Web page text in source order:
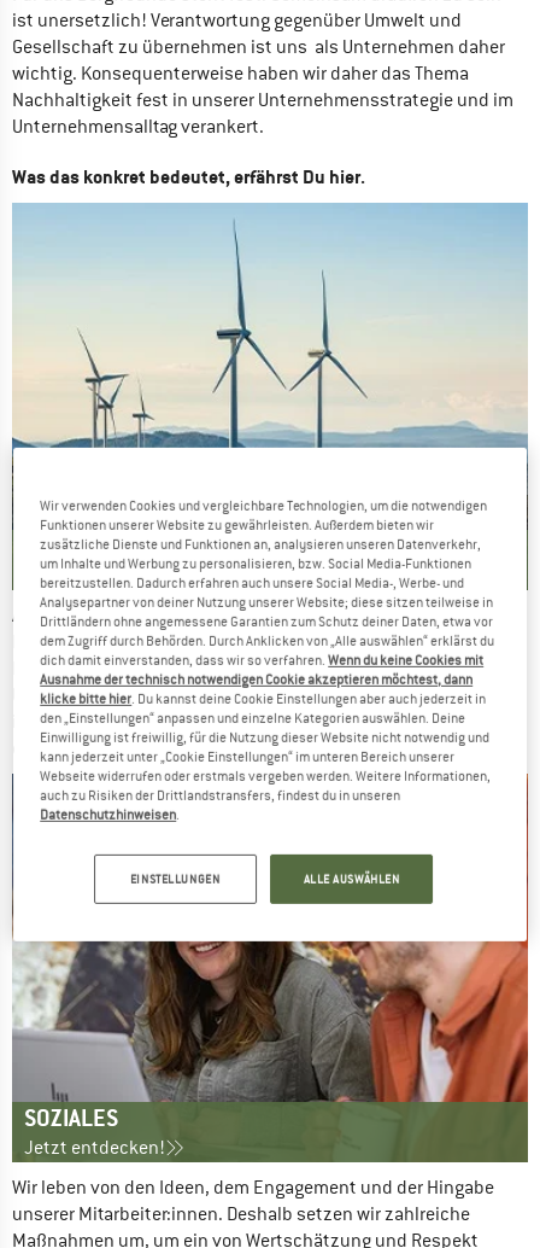
ist unersetzlich! Verantwortung gegenüber Umwelt und
Gesellschaft zu übernehmen ist uns  als Unternehmen daher
wichtig. Konsequenterweise haben wir daher das Thema
Nachhaltigkeit fest in unserer Unternehmensstrategie und im
Unternehmensalltag verankert.
Was das konkret bedeutet, erfährst Du hier.
KLIMA & UMWELT
Jetzt entdecken!
Als Online-Händler haben wir Einfluss auf Klima und Umwelt.
Deshalb ist Klima- und Umweltschutz ein zentrales
Handlungsfeld der Bergfreunde Nachhaltigkeitsstrategie.
Unser Anspruch dabei: Wir schützen die Umwelt und das Klima,
indem wir unseren ökologischen Fußabdruck minimieren und
einen effektiven Beitrag zum 1,5-Grad-Ziel leisten.
SOZIALES
Jetzt entdecken!
Wir leben von den Ideen, dem Engagement und der Hingabe
unserer Mitarbeiter:innen. Deshalb setzen wir zahlreiche
Maßnahmen um, um ein von Wertschätzung und Respekt
Wir verwenden Cookies und vergleichbare Technologien, um die notwendigen
Funktionen unserer Website zu gewährleisten. Außerdem bieten wir
zusätzliche Dienste und Funktionen an, analysieren unseren Datenverkehr,
um Inhalte und Werbung zu personalisieren, bzw. Social Media-Funktionen
bereitzustellen. Dadurch erfahren auch unsere Social Media-, Werbe- und
Analysepartner von deiner Nutzung unserer Website; diese sitzen teilweise in
Drittländern ohne angemessene Garantien zum Schutz deiner Daten, etwa vor
dem Zugriff durch Behörden. Durch Anklicken von „Alle auswählen“ erklärst du
dich damit einverstanden, dass wir so verfahren.Wenn du keine Cookies mit
Ausnahme der technisch notwendigen Cookie akzeptieren möchtest, dann
klicke bitte hier. Du kannst deine Cookie Einstellungen aber auch jederzeit in
den „Einstellungen“ anpassen und einzelne Kategorien auswählen. Deine
Einwilligung ist freiwillig, für die Nutzung dieser Website nicht notwendig und
kann jederzeit unter „Cookie Einstellungen“ im unteren Bereich unserer
Webseite widerrufen oder erstmals vergeben werden. Weitere Informationen,
auch zu Risiken der Drittlandstransfers, findest du in unseren
Datenschutzhinweisen.
EINSTELLUNGEN ALLE AUSWÄHLEN